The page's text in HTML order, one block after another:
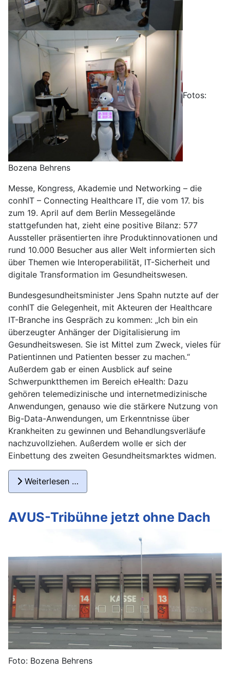
Fotos:
Bozena Behrens
Messe, Kongress, Akademie und Networking – die
conhIT – Connecting Healthcare IT, die vom 17. bis
zum 19. April auf dem Berlin Messegelände
stattgefunden hat, zieht eine positive Bilanz: 577
Aussteller präsentierten ihre Produktinnovationen und
rund 10.000 Besucher aus aller Welt informierten sich
über Themen wie Interoperabilität, IT-Sicherheit und
digitale Transformation im Gesundheitswesen.
Bundesgesundheitsminister Jens Spahn nutzte auf der
conhIT die Gelegenheit, mit Akteuren der Healthcare
IT-Branche ins Gespräch zu kommen: „Ich bin ein
überzeugter Anhänger der Digitalisierung im
Gesundheitswesen. Sie ist Mittel zum Zweck, vieles für
Patientinnen und Patienten besser zu machen.“
Außerdem gab er einen Ausblick auf seine
Schwerpunktthemen im Bereich eHealth: Dazu
gehören telemedizinische und internetmedizinische
Anwendungen, genauso wie die stärkere Nutzung von
Big-Data-Anwendungen, um Erkenntnisse über
Krankheiten zu gewinnen und Behandlungsverläufe
nachzuvollziehen. Außerdem wolle er sich der
Einbettung des zweiten Gesundheitsmarktes widmen.
Weiterlesen …
AVUS-Tribühne jetzt ohne Dach
Foto: Bozena Behrens